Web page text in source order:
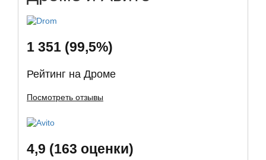
1 351 (99,5%)
Рейтинг на Дроме
Посмотреть отзывы
4,9 (163 оценки)